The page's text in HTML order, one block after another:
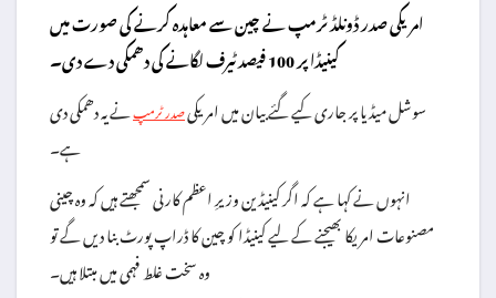
امریکی صدر ڈونلڈ ٹرمپ نے چین سے معاہدہ کرنے کی صورت میں
کینیڈا پر 100 فیصد ٹیرف لگانے کی دھمکی دے دی۔
سوشل میڈیا پر جاری کیے گئے بیان میں امریکیصدر ٹرمپنے یہ دھمکی دی
ہے۔
انہوں نے کہا ہے کہ اگر کینیڈین وزیرِ اعظم کارنی سمجھتے ہیں کہ وہ چینی
مصنوعات امریکا بھیجنے کے لیے کینیڈا کو چین کا ڈراپ پورٹ بنا دیں گے تو
وہ سخت غلط فہمی میں مبتلا ہیں۔